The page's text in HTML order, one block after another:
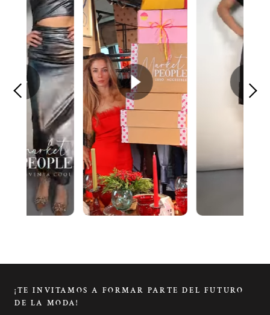
¡TE INVITAMOS A FORMAR PARTE DEL FUTURO
DE LA MODA!